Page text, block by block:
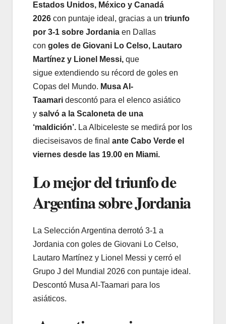
Estados Unidos, México y Canadá
2026 con puntaje ideal, gracias a un triunfo
por 3-1 sobre Jordania en Dallas
con goles de Giovani Lo Celso, Lautaro
Martínez y Lionel Messi, que
sigue extendiendo su récord de goles en
Copas del Mundo. Musa Al-
Taamari descontó para el elenco asiático
y salvó a la Scaloneta de una
‘maldición’. La Albiceleste se medirá por los
dieciseisavos de final ante Cabo Verde el
viernes desde las 19.00 en Miami.
Lo mejor del triunfo de
Argentina sobre Jordania
La Selección Argentina derrotó 3-1 a
Jordania con goles de Giovani Lo Celso,
Lautaro Martínez y Lionel Messi y cerró el
Grupo J del Mundial 2026 con puntaje ideal.
Descontó Musa Al-Taamari para los
asiáticos.